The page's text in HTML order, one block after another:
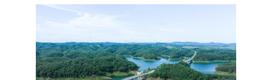
城市 旅游 能源 会展